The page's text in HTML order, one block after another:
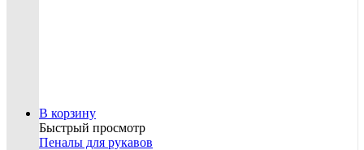
В корзину
Быстрый просмотр
Пеналы для рукавов